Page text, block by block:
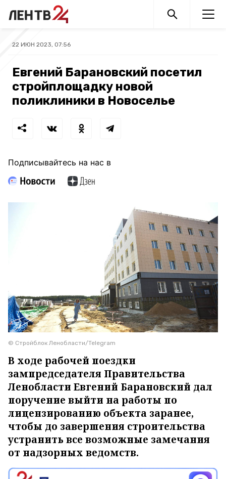
22 ИЮН 2023, 07:56
Евгений Барановский посетил
стройплощадку новой
поликлиники в Новоселье
Подписывайтесь на нас в
© Стройблок Ленобласти/Telegram
В ходе рабочей поездки
зампредседателя Правительства
Ленобласти Евгений Барановский дал
поручение выйти на работы по
лицензированию объекта заранее,
чтобы до завершения строительства
устранить все возможные замечания
от надзорных ведомств.